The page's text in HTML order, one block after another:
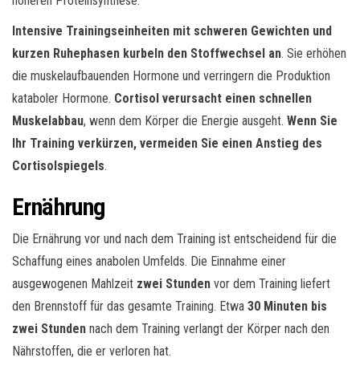
Intensive Trainingseinheiten mit schweren Gewichten und
kurzen Ruhephasen kurbeln den Stoffwechsel an. Sie erhöhen
die muskelaufbauenden Hormone und verringern die Produktion
kataboler Hormone. Cortisol verursacht einen schnellen
Muskelabbau, wenn dem Körper die Energie ausgeht. Wenn Sie
Ihr Training verkürzen, vermeiden Sie einen Anstieg des
Cortisolspiegels.
Ernährung
Die Ernährung vor und nach dem Training ist entscheidend für die
Schaffung eines anabolen Umfelds. Die Einnahme einer
ausgewogenen Mahlzeit zwei Stunden vor dem Training liefert
den Brennstoff für das gesamte Training. Etwa 30 Minuten bis
zwei Stunden nach dem Training verlangt der Körper nach den
Nährstoffen, die er verloren hat.